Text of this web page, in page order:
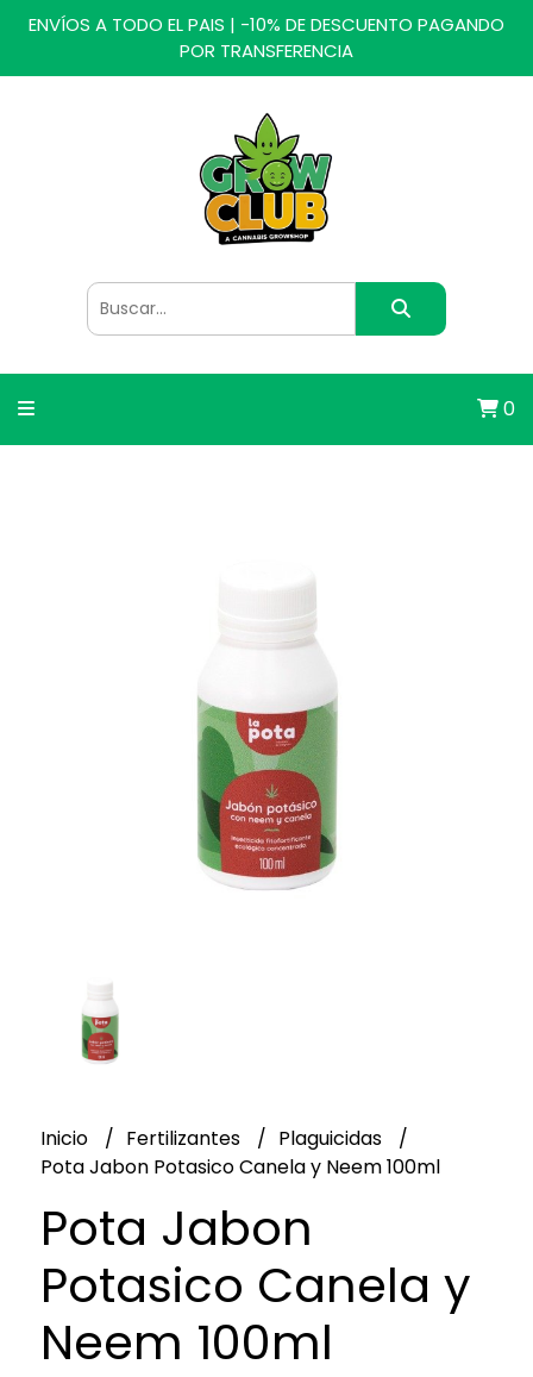
ENVÍOS A TODO EL PAIS | -10% DE DESCUENTO PAGANDO
POR TRANSFERENCIA
0
Inicio Fertilizantes
Plaguicidas
Pota Jabon Potasico Canela y Neem 100ml
Pota Jabon
Potasico Canela y
Neem 100ml